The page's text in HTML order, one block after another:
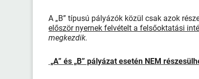
A „B” típusú pályázók közül csak azok
először nyernek felvételt a felsőoktatási
megkezdik.
„A” és „B” pályázat esetén NEM